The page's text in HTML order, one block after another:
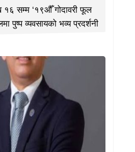
१६ सम्म ‘१९औँ गोदावरी फूल
पुष्प व्यवसायको भव्य प्रदर्शनी